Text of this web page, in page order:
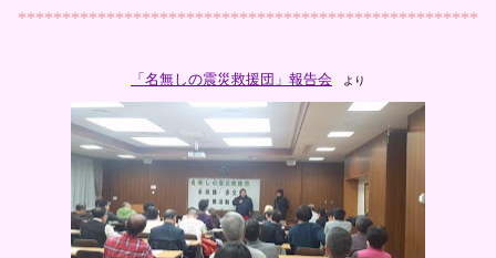
****************************************************
「名無しの震災救援団」報告会 より